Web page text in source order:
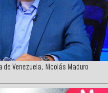
Venezuela, Nicolás Maduro